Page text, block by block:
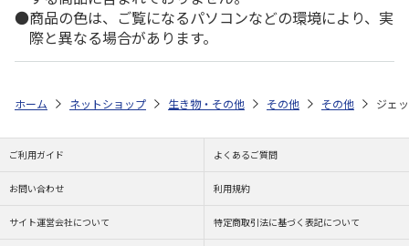
商品の色は、ご覧になるパソコンなどの環境により、実
際と異なる場合があります。
ホーム ネットショップ 生き物・その他 その他 その他 ジェ
ご利用ガイド よくあるご質問
お問い合わせ 利用規約
サイト運営会社について 特定商取引法に基づく表記について